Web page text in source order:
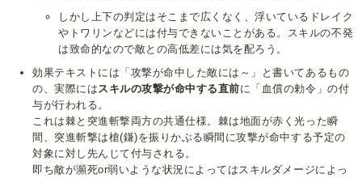
しかし上下の判定はそこまで広くなく、浮いているドレイク
やトワリンなどには付与できないことがある。スキルの不発
は致命的なので敵との高低差には気を配ろう。
効果テキストには「攻撃が命中した敵には～」と書いてあるもの
の、実際には スキルの攻撃が命中する直前に「血償の勅令」の付
与が行われる。
これは棘と突進斬撃両方の共通仕様。棘は地面が赤く光った瞬
間、突進斬撃は槍(鎌)を振りかぶる瞬間に攻撃が命中する予定の
対象に対し先んじて付与される。
即ち敵が瀕死or弱いような状況によってはスキルダメージによっ